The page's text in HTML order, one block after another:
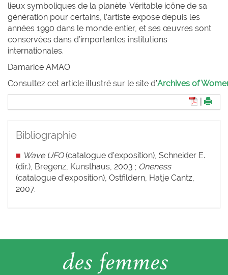
lieux symboliques de la planète. Véritable icône de sa
génération pour certains, l’artiste expose depuis les
années 1990 dans le monde entier, et ses œuvres sont
conservées dans d’importantes institutions
internationales.
Damarice AMAO
Consultez cet article illustré sur le site d’Archives of
Bibliographie
■ Wave UFO(catalogue d’exposition), Schneider E.
(dir.), Bregenz, Kunsthaus, 2003 ; Oneness
(catalogue d’exposition), Ostfildern, Hatje Cantz,
2007.